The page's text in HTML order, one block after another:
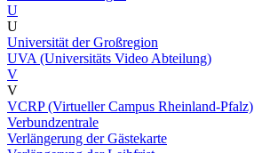
U
U
Universität der Großregion
UVA (Universitäts Video Abteilung)
V
V
VCRP (Virtueller Campus Rheinland-Pfalz)
Verbundzentrale
Verlängerung der Gästekarte